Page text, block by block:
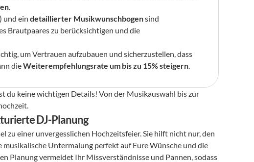
.
und ein detaillierter Musikwunschbogen sind
um Vertrauen aufzubauen und sicherzustellen, dass
die Weiterempfehlungsrate um bis zu 15% steigern.
du keine wichtigen Details! Von der Musikauswahl bis zur
DJ-Planung
zu einer unvergesslichen Hochzeitsfeier. Sie hilft nicht nur, den
Untermalung perfekt auf Eure Wünsche und die
Planung vermeidet Ihr Missverständnisse und Pannen, sodass